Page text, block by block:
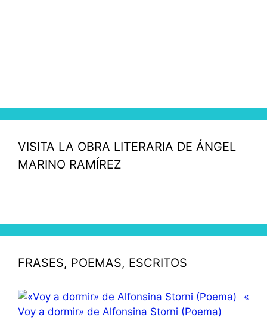
VISITA LA OBRA LITERARIA DE ÁNGEL
MARINO RAMÍREZ
FRASES, POEMAS, ESCRITOS
«
Voy a dormir» de Alfonsina Storni (Poema)